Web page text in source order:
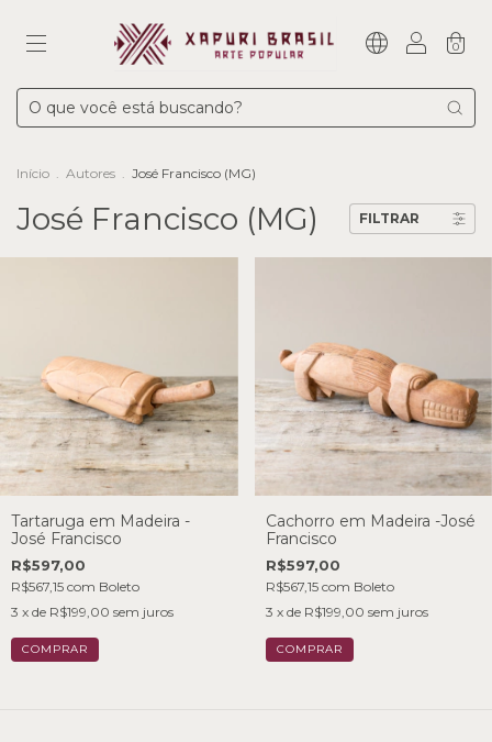
0
Início . Autores . José Francisco (MG)
José Francisco (MG) FILTRAR
Tartaruga em Madeira -
José Francisco
R$597,00
R$567,15 com Boleto
3 x de R$199,00 sem juros
Cachorro em Madeira -José
Francisco
R$597,00
R$567,15 com Boleto
3 x de R$199,00 sem juros